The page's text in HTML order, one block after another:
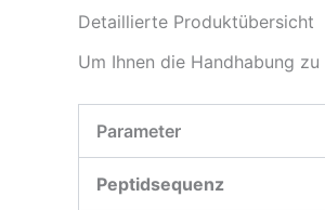
Detaillierte Produktübersicht
Um Ihnen die Handhabung
Parameter
Peptidsequenz